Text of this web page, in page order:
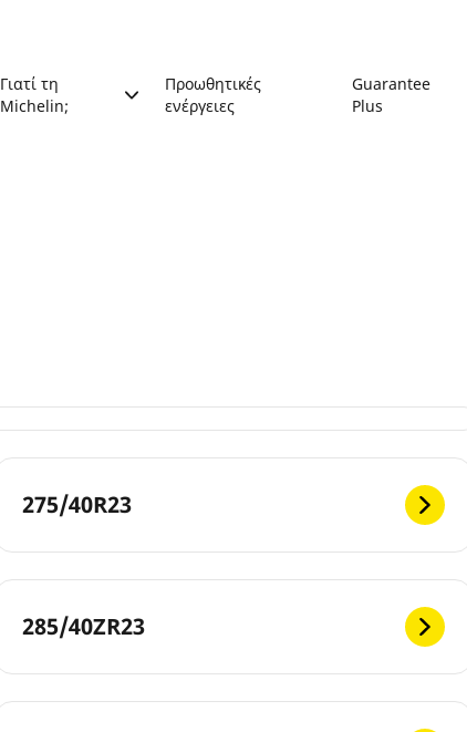
Γιατί τη
Michelin;
Προωθητικές
ενέργειες
Guarantee
Plus
275/40R23
285/40ZR23